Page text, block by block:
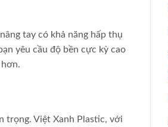
tay có khả năng hấp thụ
yêu cầu độ bền cực kỳ cao
trọng. Việt Xanh Plastic, với